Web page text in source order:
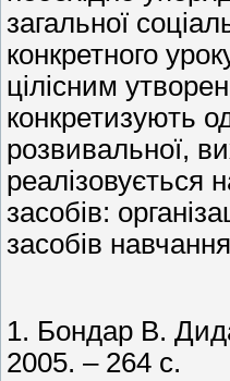
загальної
конкретного
цілісним
конкретизують
розвивальної,
реалізовується
засобів:
засобів
1. Бондар В.
2005. – 264 с.